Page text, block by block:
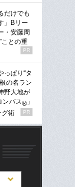
だけでも
」Bリー
・安藤周
ことの重
PR
っぱり“タ
の名ラン
野大地が
ンパス® 」
グ術
PR